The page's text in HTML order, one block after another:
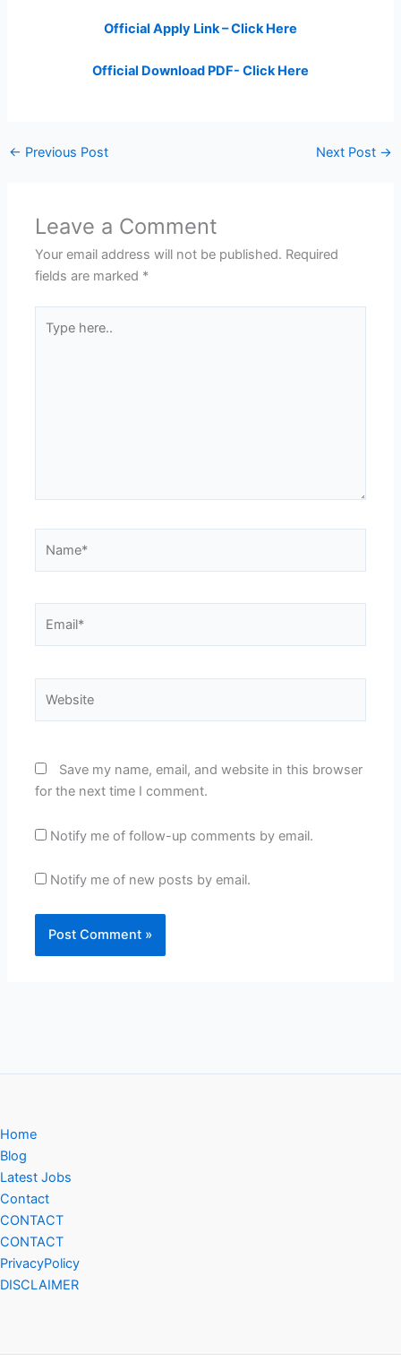
Official Apply Link – Click Here
Official Download PDF- Click Here
← Previous Post Next Post →
Leave a Comment
Your email address will not be published. Required
fields are marked *
here..
Save my name, email, and website in this browser
for the next time I comment.
Notify me of follow-up comments by email.
Notify me of new posts by email.
Home
Blog
Latest Jobs
Contact
CONTACT
CONTACT
PrivacyPolicy
DISCLAIMER